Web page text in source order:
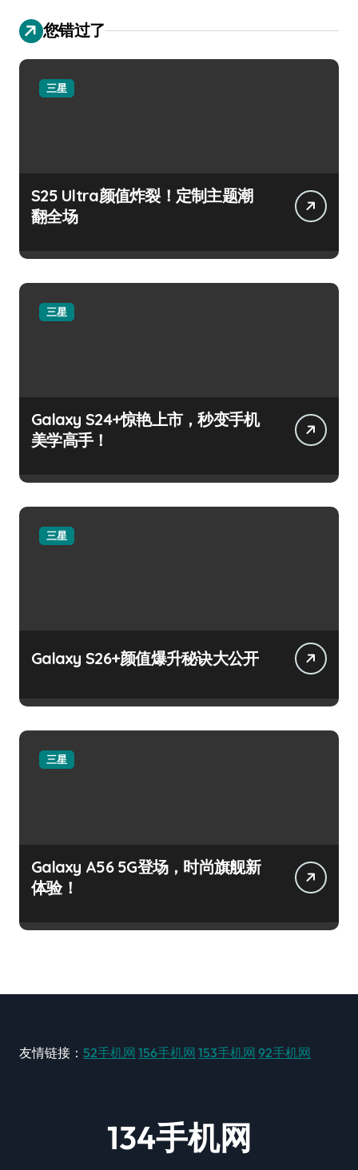
您错过了
三星
S25 Ultra颜值炸裂！定制主题潮
翻全场
三星
Galaxy S24+惊艳上市，秒变手机
美学高手！
三星
Galaxy S26+颜值爆升秘诀大公开
三星
Galaxy A56 5G登场，时尚旗舰新
体验！
友情链接： 52手机网 156手机网 153手机网 92手机网
134手机网